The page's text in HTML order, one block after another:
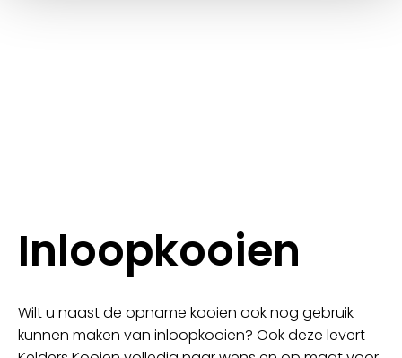
Inloopkooien
Wilt u naast de opname kooien ook nog gebruik
kunnen maken van inloopkooien? Ook deze levert